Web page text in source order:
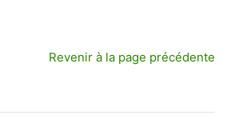
Revenir à la page précédente